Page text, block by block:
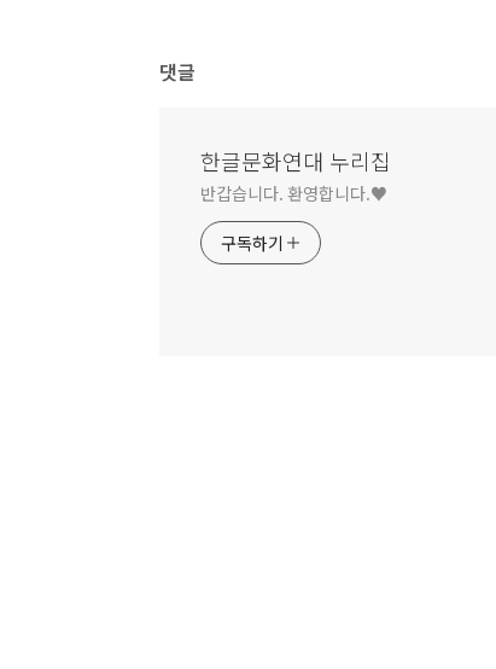
댓글
한글문화연대 누리집
반갑습니다. 환영합니다.♥
구독하기